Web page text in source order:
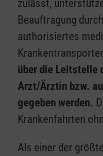
zulässt,
Beauftragung
authorisiertes
über die Leitstelle
Arzt/Ärztin bzw.
gegeben werden.
Krankenfahrten
Als einer der